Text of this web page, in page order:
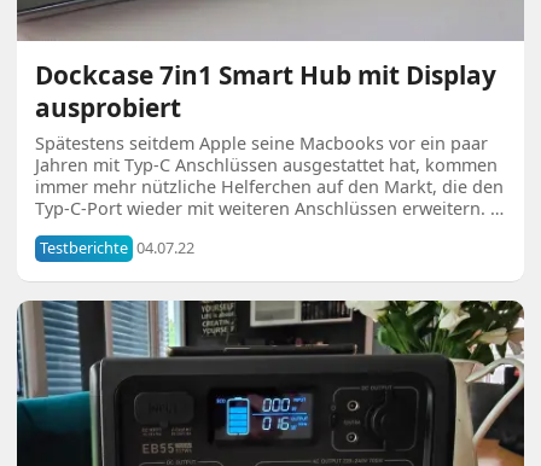
Dockcase 7in1 Smart Hub mit Display
ausprobiert
Spätestens seitdem Apple seine Macbooks vor ein paar
Jahren mit Typ-C Anschlüssen ausgestattet hat, kommen
immer mehr nützliche Helferchen auf den Markt, die den
Typ-C-Port wieder mit weiteren Anschlüssen erweitern. …
Testberichte 04.07.22